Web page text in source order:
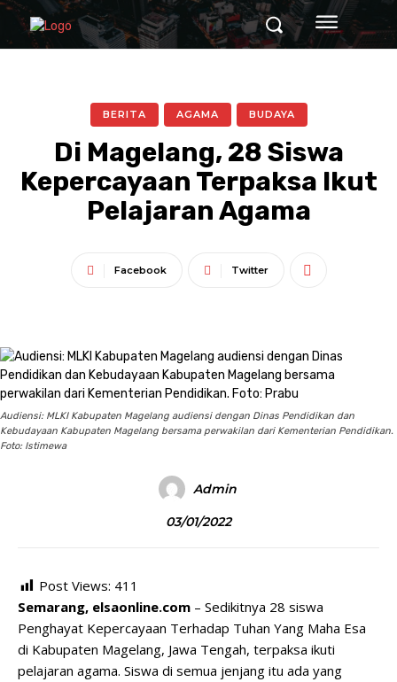
BERITA AGAMA BUDAYA
Di Magelang, 28 Siswa
Kepercayaan Terpaksa Ikut
Pelajaran Agama
Facebook Twitter
Audiensi: MLKI Kabupaten Magelang audiensi dengan Dinas Pendidikan dan
Kebudayaan Kabupaten Magelang bersama perwakilan dari Kementerian Pendidikan.
Foto: Istimewa
Admin
03/01/2022
Post Views: 411
Semarang, elsaonline.com – Sedikitnya 28 siswa
Penghayat Kepercayaan Terhadap Tuhan Yang Maha Esa
di Kabupaten Magelang, Jawa Tengah, terpaksa ikuti
pelajaran agama. Siswa di semua jenjang itu ada yang